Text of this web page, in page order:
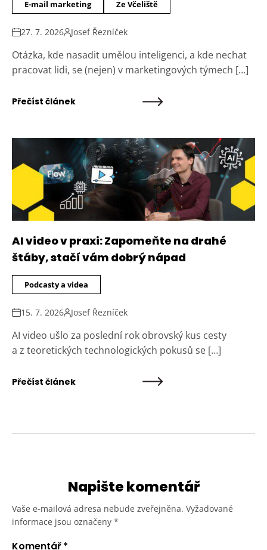
E-mail marketing Ze Včeliště
27. 7. 2026 Josef Řezníček
Otázka, kde nasadit umělou inteligenci, a kde nechat
pracovat lidi, se (nejen) v marketingových týmech […]
Přečíst článek
AI video v praxi: Zapomeňte na drahé
štáby, stačí vám dobrý nápad
Podcasty a videa
15. 7. 2026 Josef Řezníček
AI video ušlo za poslední rok obrovský kus cesty
a z teoretických technologických pokusů se […]
Přečíst článek
Napište komentář
Vaše e-mailová adresa nebude zveřejněna. Vyžadované
informace jsou označeny *
Komentář*